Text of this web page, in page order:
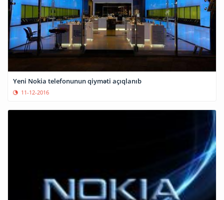
Yeni Nokia telefonunun qiyməti açıqlanıb
11-12-2016